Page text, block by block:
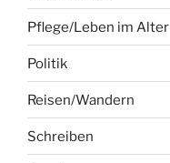
Pflege/Leben im Alter
Politik
Reisen/Wandern
Schreiben